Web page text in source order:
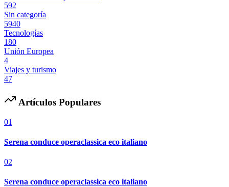
592
Sin categoría
5940
Tecnologías
180
Unión Europea
4
Viajes y turismo
47
Artículos Populares
01
Serena conduce operaclassica eco italiano
02
Serena conduce operaclassica eco italiano